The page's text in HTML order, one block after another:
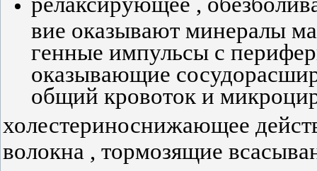
вие оказывают минералы
генные импульсы с
оказывающие
общий кровоток и
холестериноснижающее
волокна , тормозящие